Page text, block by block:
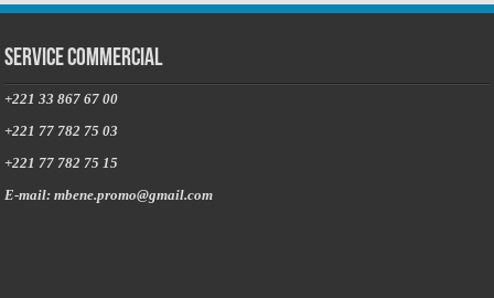
Service commercial
+221 33 867 67 00
+221 77 782 75 03
+221 77 782 75 15
E-mail: mbene.promo@gmail.com